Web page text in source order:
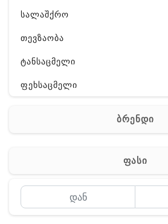
სალაშქრო
თევზაობა
ტანსაცმელი
ფეხსაცმელი
აქსესუარები
Off-Road
ბრენდი
ფასი